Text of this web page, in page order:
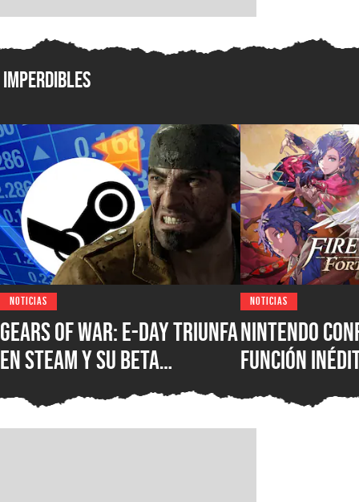
Imperdibles
NOTICIAS
Gears of War: E-Day triunfa
en Steam y su Beta
multijugador ya rompió el
récord histórico de
NOTICIAS
Nintendo
función
Emblem:
que